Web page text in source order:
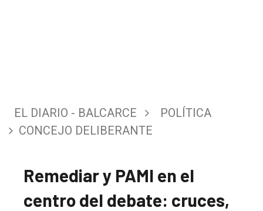
EL DIARIO - BALCARCE
POLÍTICA
CONCEJO DELIBERANTE
Remediar y PAMI en el
centro del debate: cruces,